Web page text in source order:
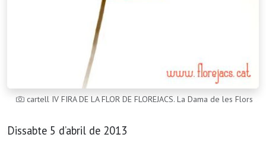
cartell IV FIRA DE LA FLOR DE FLOREJACS. La Dama de les Flors
Dissabte 5 d’abril de 2013